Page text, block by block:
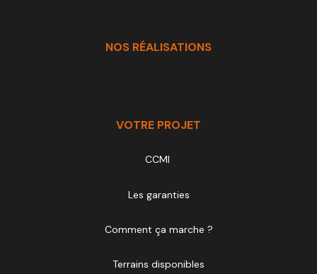
NOS RÉALISATIONS
VOTRE PROJET
CCMI
Les garanties
Comment ça marche ?
Terrains disponibles